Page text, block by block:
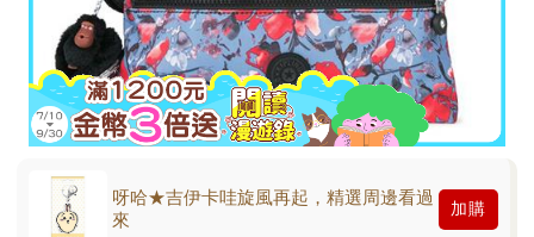
呀哈★吉伊卡哇旋風再起，精選周邊看過
來
加購